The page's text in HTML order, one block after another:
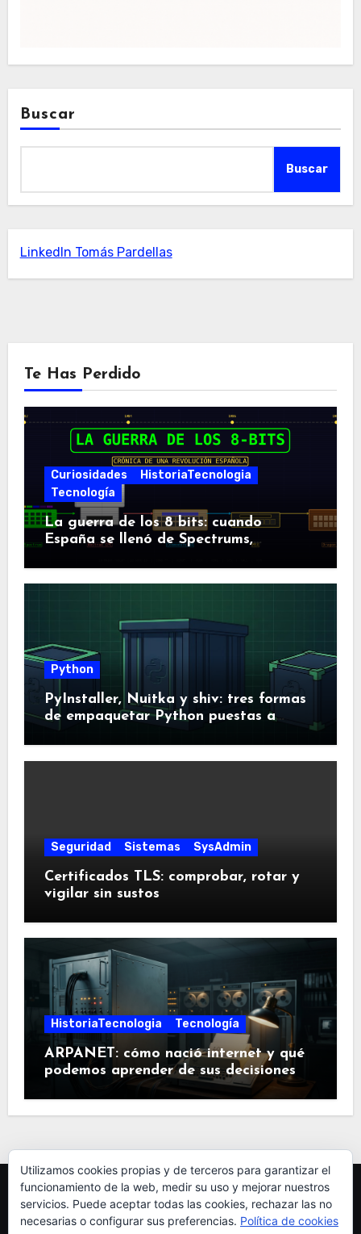
Buscar
Buscar
LinkedIn Tomás Pardellas
Te Has Perdido
Curiosidades
HistoriaTecnologia
Tecnología
La guerra de los 8 bits: cuando
España se llenó de Spectrums,
Python
PyInstaller, Nuitka y shiv: tres formas
de empaquetar Python puestas a
prueba
Seguridad Sistemas SysAdmin
Certificados TLS: comprobar, rotar y
vigilar sin sustos
HistoriaTecnologia Tecnología
ARPANET: cómo nació internet y qué
podemos aprender de sus decisiones
Utilizamos cookies propias y de terceros para garantizar el
funcionamiento de la web, medir su uso y mejorar nuestros
servicios. Puede aceptar todas las cookies, rechazar las no
necesarias o configurar sus preferencias. Política de cookies